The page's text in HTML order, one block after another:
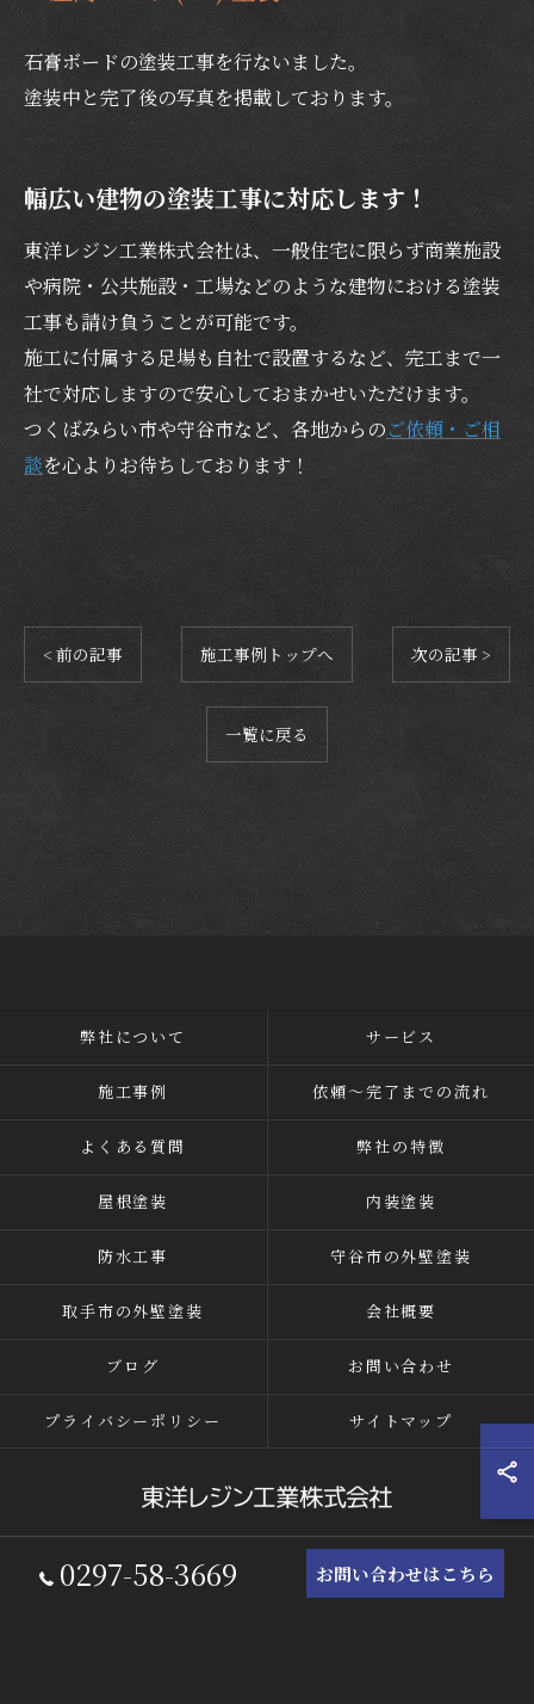
石膏ボードの塗装工事を行ないました。
塗装中と完了後の写真を掲載しております。
幅広い建物の塗装工事に対応します！
東洋レジン工業株式会社は、一般住宅に限らず商業施設
や病院・公共施設・工場などのような建物における塗装
工事も請け負うことが可能です。
施工に付属する足場も自社で設置するなど、完工まで一
社で対応しますので安心しておまかせいただけます。
つくばみらい市や守谷市など、各地からのご依頼・ご相
談を心よりお待ちしております！
< 前の記事 施工事例トップへ 次の記事 >
一覧に戻る
0297-58-3669 お問い合わせはこちら
弊社について サービス
施工事例 依頼～完了までの流れ
よくある質問 弊社の特徴
屋根塗装 内装塗装
防水工事 守谷市の外壁塗装
取手市の外壁塗装 会社概要
ブログ お問い合わせ
プライバシーポリシー サイトマップ
© 2026 茨城県つくばみらい市の外壁塗装なら東洋レジン工業株式会社 ALL
RIGHTS RESERVED.